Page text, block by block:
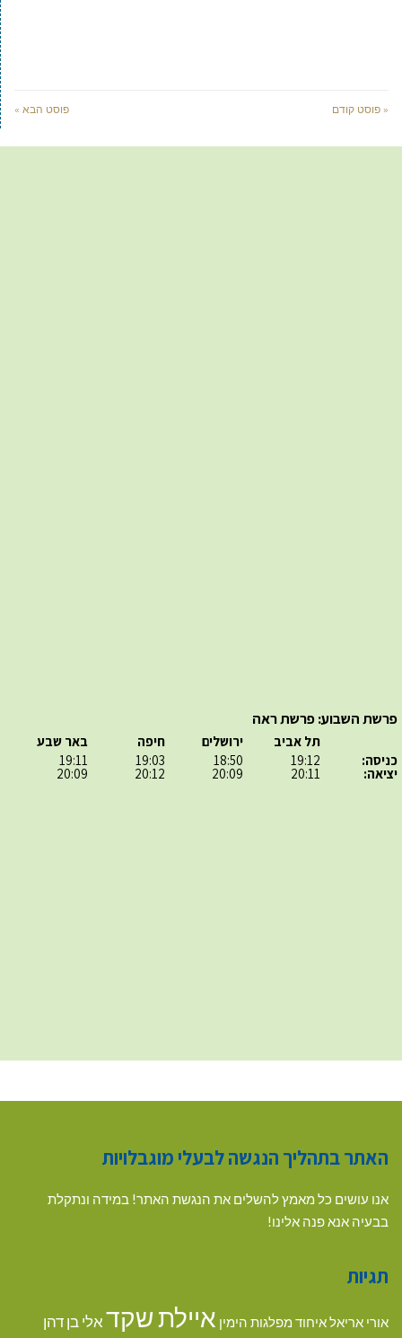
« פוסט קודם פוסט הבא »
פרשת השבוע: פרשת ראה
כניסה:
יציאה:
תל אביב
19:12
20:11
ירושלים
18:50
20:09
חיפה
19:03
20:12
באר שבע
19:11
20:09
האתר בתהליך הנגשה לבעלי מוגבלויות
אנו עושים כל מאמץ להשלים את הנגשת האתר! במידה ונתקלת
בבעיה אנא פנה אלינו!
תגיות
אורי אריאלאיחוד מפלגות הימין איילת שקדאלי בן דהן